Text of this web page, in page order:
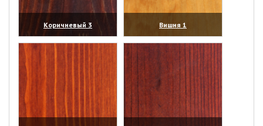
Коричневый 3
(увеличить)
Вишня 1
(увеличить)